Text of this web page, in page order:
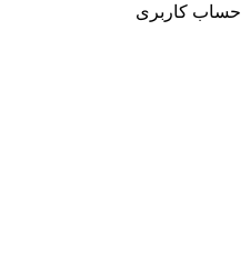
حساب کاربری